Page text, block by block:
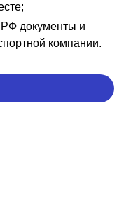
документы и
компании.